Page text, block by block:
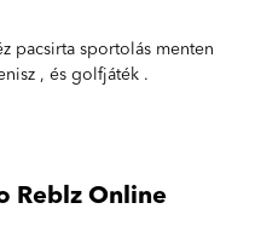
pacsirta sportolás menten
, és golfjáték .
Reblz Online